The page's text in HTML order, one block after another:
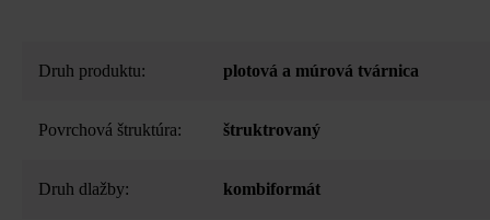
Druh produktu: plotová a múrová tvárnica
Povrchová štruktúra: štruktrovaný
Druh dlažby: kombiformát